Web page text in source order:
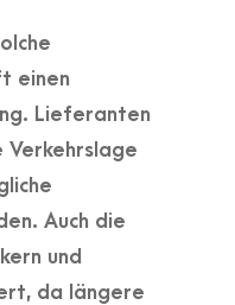
einen
Lieferanten
Verkehrslage
Auch die
und
da längere